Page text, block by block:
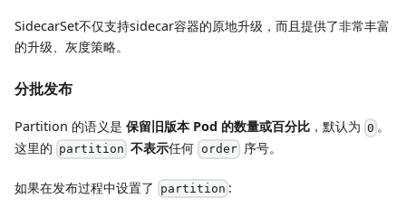
SidecarSet不仅支持sidecar容器的原地升级，而且提供了非常丰富
的升级、灰度策略。
分批发布
Partition 的语义是 保留旧版本 Pod 的数量或百分比 ，默认为 0 。
这里的 partition 不表示任何 order 序号。
如果在发布过程中设置了 partition :